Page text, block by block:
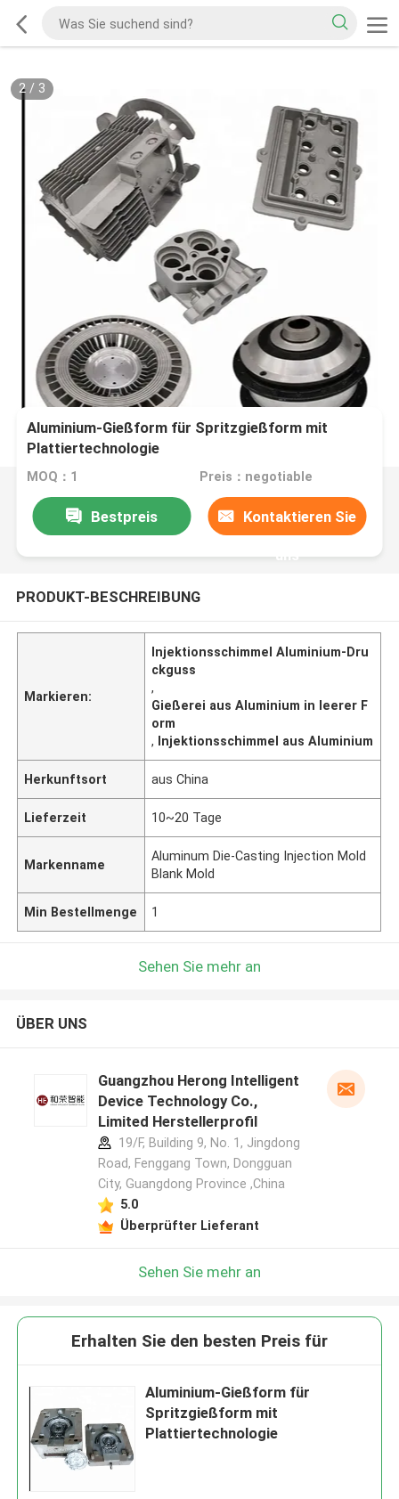
2/ 3
Aluminium-Gießform für Spritzgießform mit
Plattiertechnologie
MOQ：1 Preis：negotiable
Bestpreis Kontaktieren Sie
uns
PRODUKT-BESCHREIBUNG
Markieren:
Injektionsschimmel Aluminium-Dru
ckguss
,
Gießerei aus Aluminium in leerer F
orm
, Injektionsschimmel aus Aluminium
Herkunftsort aus China
Lieferzeit 10~20 Tage
Markenname
Aluminum Die-Casting Injection Mold
Blank Mold
Min Bestellmenge 1
Sehen Sie mehr an
ÜBER UNS
Guangzhou Herong Intelligent
Device Technology Co.,
Limited Herstellerprofil
19/F, Building 9, No. 1, Jingdong
Road, Fenggang Town, Dongguan
City, Guangdong Province ,China
5.0
Überprüfter Lieferant
Sehen Sie mehr an
Erhalten Sie den besten Preis für
Aluminium-Gießform für
Spritzgießform mit
Plattiertechnologie